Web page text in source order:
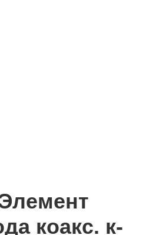
коакс. к-